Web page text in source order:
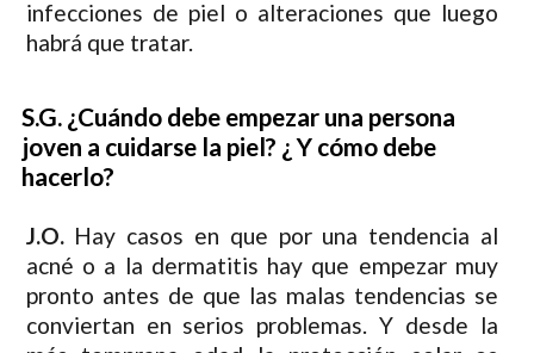
infecciones de piel o alteraciones que luego
habrá que tratar.
S.G. ¿Cuándo debe empezar una persona
joven a cuidarse la piel? ¿ Y cómo debe
hacerlo?
J.O.Hay casos en que por una tendencia al
acné o a la dermatitis hay que empezar muy
pronto antes de que las malas tendencias se
conviertan en serios problemas. Y desde la